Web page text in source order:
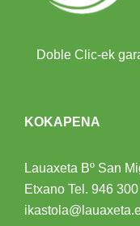
Doble Clic-ek
KOKAPENA
Lauaxeta Bº San
Etxano Tel. 946